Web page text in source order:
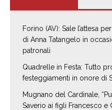
Forino (AV): Sale l’attesa
di Anna Tatangelo in
patronali
Quadrelle in Festa: Tutto
festeggiamenti in onore di
Mugnano del Cardinale,
Saverio ai figli Francesco e